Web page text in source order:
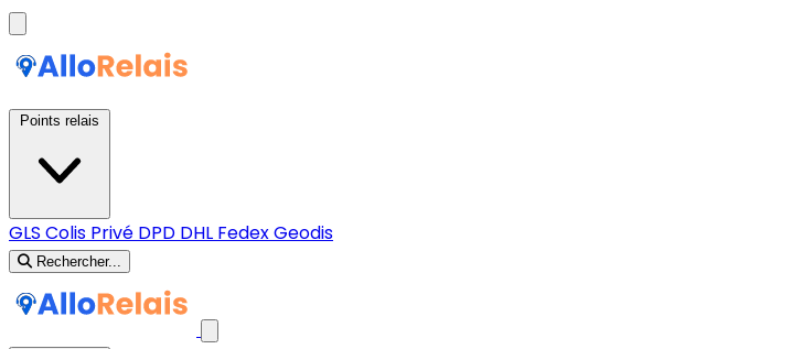
GLS Colis Privé DPD DHL FedexGeodis
Rechercher...